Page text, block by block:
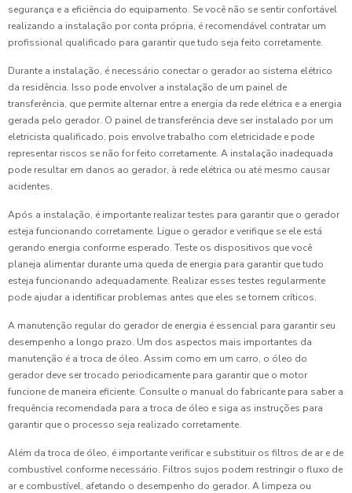
segurança e a eficiência do equipamento. Se você não se sentir confortável
realizando a instalação por conta própria, é recomendável contratar um
profissional qualificado para garantir que tudo seja feito corretamente.
Durante a instalação, é necessário conectar o gerador ao sistema elétrico
da residência. Isso pode envolver a instalação de um painel de
transferência, que permite alternar entre a energia da rede elétrica e a energia
gerada pelo gerador. O painel de transferência deve ser instalado por um
eletricista qualificado, pois envolve trabalho com eletricidade e pode
representar riscos se não for feito corretamente. A instalação inadequada
pode resultar em danos ao gerador, à rede elétrica ou até mesmo causar
acidentes.
Após a instalação, é importante realizar testes para garantir que o gerador
esteja funcionando corretamente. Ligue o gerador e verifique se ele está
gerando energia conforme esperado. Teste os dispositivos que você
planeja alimentar durante uma queda de energia para garantir que tudo
esteja funcionando adequadamente. Realizar esses testes regularmente
pode ajudar a identificar problemas antes que eles se tornem críticos.
A manutenção regular do gerador de energia é essencial para garantir seu
desempenho a longo prazo. Um dos aspectos mais importantes da
manutenção é a troca de óleo. Assim como em um carro, o óleo do
gerador deve ser trocado periodicamente para garantir que o motor
funcione de maneira eficiente. Consulte o manual do fabricante para saber a
frequência recomendada para a troca de óleo e siga as instruções para
garantir que o processo seja realizado corretamente.
Além da troca de óleo, é importante verificar e substituir os filtros de ar e de
combustível conforme necessário. Filtros sujos podem restringir o fluxo de
ar e combustível, afetando o desempenho do gerador. A limpeza ou